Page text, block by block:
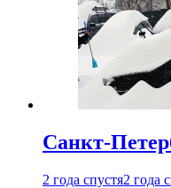
Санкт-
2 года спустя2 года